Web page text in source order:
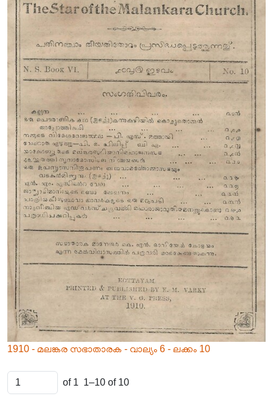
1910 - മലങ്കര സഭാതാരക - വാല്യം 6 - ലക്കം 10
of 1 1–10 of 10